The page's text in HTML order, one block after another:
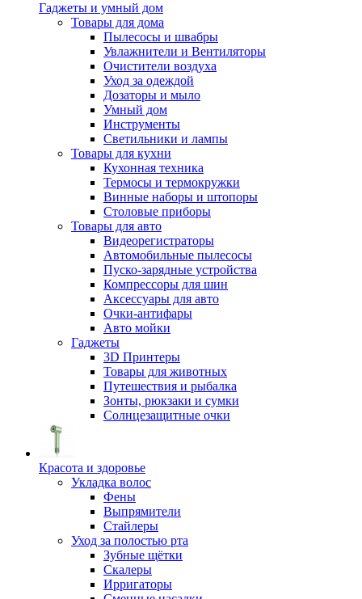
Гаджеты и умный дом
Товары для дома
Пылесосы и швабры
Увлажнители и Вентиляторы
Очистители воздуха
Уход за одеждой
Дозаторы и мыло
Умный дом
Инструменты
Светильники и лампы
Товары для кухни
Кухонная техника
Термосы и термокружки
Винные наборы и штопоры
Столовые приборы
Товары для авто
Видеорегистраторы
Автомобильные пылесосы
Пуско-зарядные устройства
Компрессоры для шин
Аксессуары для авто
Очки-антифары
Авто мойки
Гаджеты
3D Принтеры
Товары для животных
Путешествия и рыбалка
Зонты, рюкзаки и сумки
Солнцезащитные очки
Красота и здоровье
Укладка волос
Фены
Выпрямители
Стайлеры
Уход за полостью рта
Зубные щётки
Скалеры
Ирригаторы